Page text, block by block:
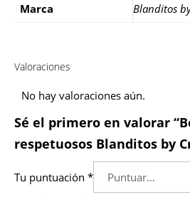
Marca
Blanditos
Valoraciones
No hay valoraciones aún.
Sé el primero en valorar
respetuosos Blanditos by
Tu puntuación *